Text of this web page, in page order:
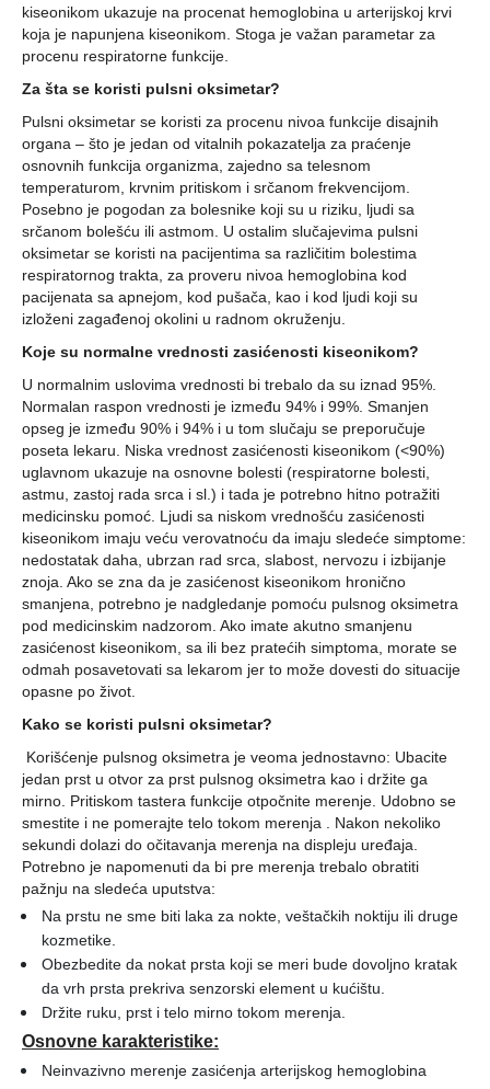
kiseonikom ukazuje na procenat hemoglobina u arterijskoj krvi
koja je napunjena kiseonikom. Stoga je važan parametar za
procenu respiratorne funkcije.
Za šta se koristi pulsni oksimetar?
Pulsni oksimetar se koristi za procenu nivoa funkcije disajnih
organa – što je jedan od vitalnih pokazatelja za praćenje
osnovnih funkcija organizma, zajedno sa telesnom
temperaturom, krvnim pritiskom i srčanom frekvencijom.
Posebno je pogodan za bolesnike koji su u riziku, ljudi sa
srčanom bolešću ili astmom. U ostalim slučajevima pulsni
oksimetar se koristi na pacijentima sa različitim bolestima
respiratornog trakta, za proveru nivoa hemoglobina kod
pacijenata sa apnejom, kod pušača, kao i kod ljudi koji su
izloženi zagađenoj okolini u radnom okruženju.
Koje su normalne vrednosti zasićenosti kiseonikom?
U normalnim uslovima vrednosti bi trebalo da su iznad 95%.
Normalan raspon vrednosti je između 94% i 99%. Smanjen
opseg je između 90% i 94% i u tom slučaju se preporučuje
poseta lekaru. Niska vrednost zasićenosti kiseonikom (<90%)
uglavnom ukazuje na osnovne bolesti (respiratorne bolesti,
astmu, zastoj rada srca i sl.) i tada je potrebno hitno potražiti
medicinsku pomoć. Ljudi sa niskom vrednošću zasićenosti
kiseonikom imaju veću verovatnoću da imaju sledeće simptome:
nedostatak daha, ubrzan rad srca, slabost, nervozu i izbijanje
znoja. Ako se zna da je zasićenost kiseonikom hronično
smanjena, potrebno je nadgledanje pomoću pulsnog oksimetra
pod medicinskim nadzorom. Ako imate akutno smanjenu
zasićenost kiseonikom, sa ili bez pratećih simptoma, morate se
odmah posavetovati sa lekarom jer to može dovesti do situacije
opasne po život.
Kako se koristi pulsni oksimetar?
Korišćenje pulsnog oksimetra je veoma jednostavno: Ubacite
jedan prst u otvor za prst pulsnog oksimetra kao i držite ga
mirno. Pritiskom tastera funkcije otpočnite merenje. Udobno se
smestite i ne pomerajte telo tokom merenja . Nakon nekoliko
sekundi dolazi do očitavanja merenja na displeju uređaja.
Potrebno je napomenuti da bi pre merenja trebalo obratiti
pažnju na sledeća uputstva:
Na prstu ne sme biti laka za nokte, veštačkih noktiju ili druge
kozmetike.
Obezbedite da nokat prsta koji se meri bude dovoljno kratak
da vrh prsta prekriva senzorski element u kućištu.
Držite ruku, prst i telo mirno tokom merenja.
Osnovne karakteristike:
Neinvazivno merenje zasićenja arterijskog hemoglobina